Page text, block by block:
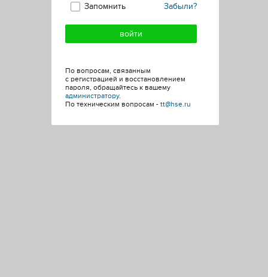
Забыли?
Запомнить
По вопросам, связанным
с регистрацией и восстановлением
пароля, обращайтесь к вашему
администратору.
По техническим вопросам - tt@hse.ru